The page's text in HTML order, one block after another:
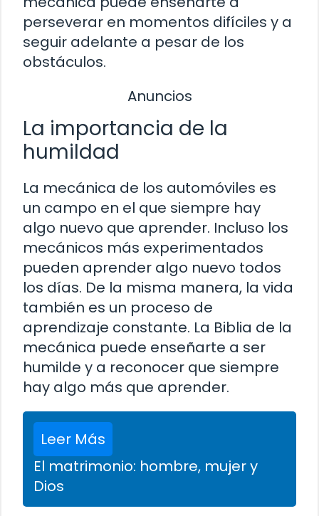
perseverar en momentos difíciles y a
seguir adelante a pesar de los
obstáculos.
Anuncios
La importancia de la
humildad
La mecánica de los automóviles es
un campo en el que siempre hay
algo nuevo que aprender. Incluso los
mecánicos más experimentados
pueden aprender algo nuevo todos
los días. De la misma manera, la vida
también es un proceso de
aprendizaje constante. La Biblia de la
mecánica puede enseñarte a ser
humilde y a reconocer que siempre
hay algo más que aprender.
Leer Más
El matrimonio: hombre, mujer y
Dios